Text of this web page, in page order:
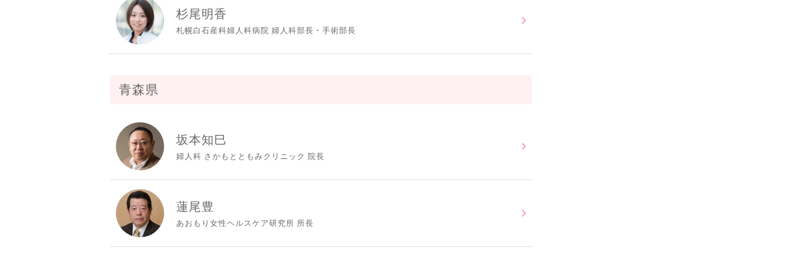
杉尾明香
札幌白石産科婦人科病院 婦人科部長・手術部長
青森県
坂本知巳
婦人科 さかもとともみクリニック 院長
蓮尾豊
あおもり女性ヘルスケア研究所 所長